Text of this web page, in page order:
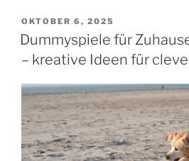
VERÖFFENTLICHT
AM
OKTOBER 6, 2025
Dummyspiele für
– kreative Ideen für